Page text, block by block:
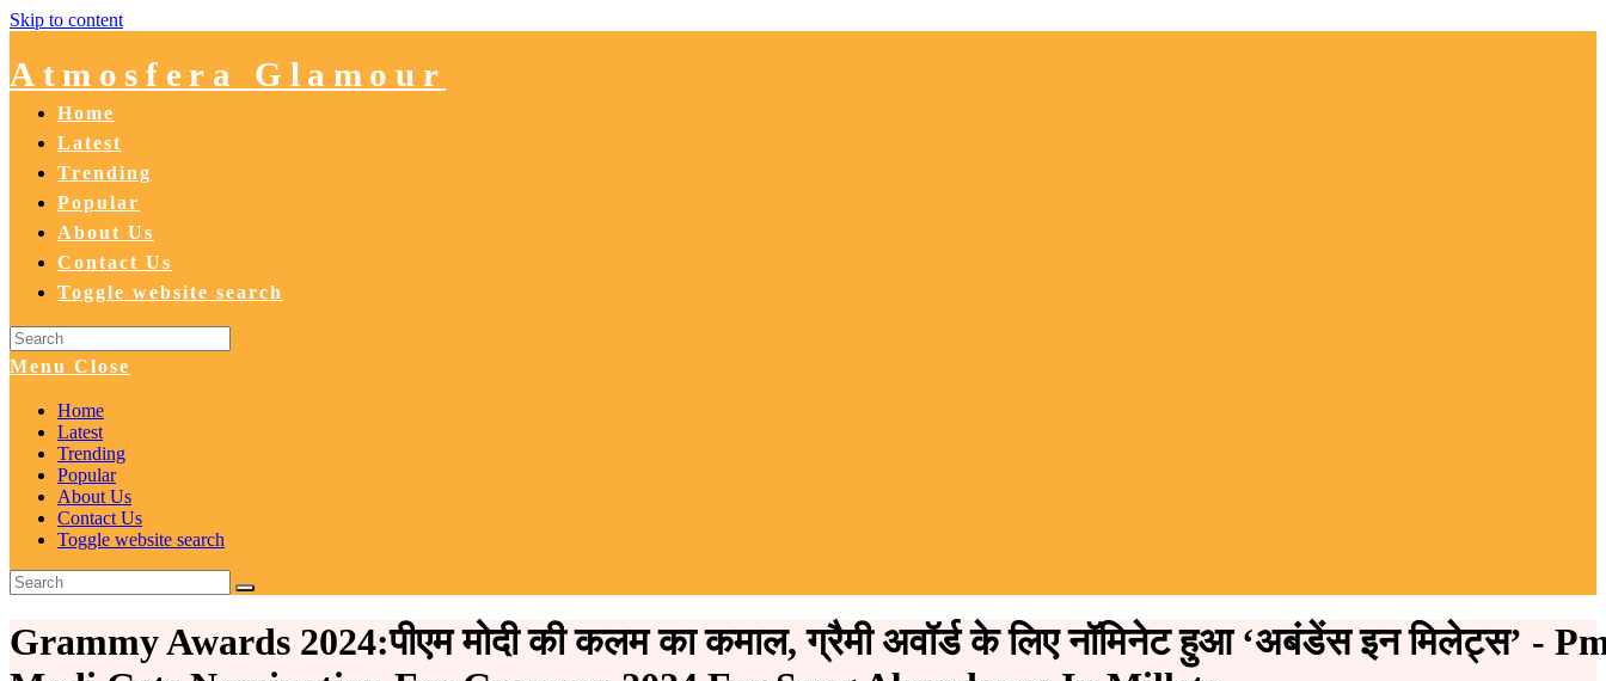
Skip to content
Atmosfera Glamour
Home
Latest
Trending
Popular
About Us
Contact Us
Toggle website search
Menu Close
Home
Latest
Trending
Popular
About Us
Contact Us
Toggle website search
Grammy Awards 2024:पीएम मोदी की कलम का कमाल, ग्रैमी अवॉर्ड के लिए नॉमिनेट हुआ ‘अबंडेंस इन मिलेट्स’ -